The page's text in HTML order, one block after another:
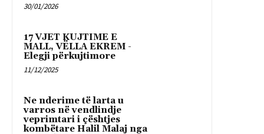
30/01/2026
17 VJET KUJTIME E
MALL, VËLLA EKREM -
Elegji përkujtimore
11/12/2025
Ne nderime të larta u
varros në vendlindje
veprimtari i çështjes
kombëtare Halil Malaj nga